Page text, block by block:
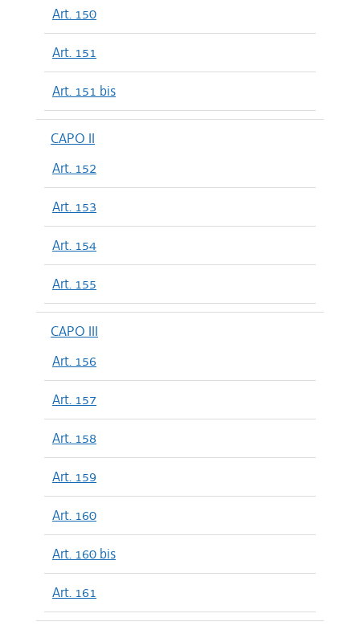
Art. 150
Art. 151
Art. 151 bis
CAPO II
Art. 152
Art. 153
Art. 154
Art. 155
CAPO III
Art. 156
Art. 157
Art. 158
Art. 159
Art. 160
Art. 160 bis
Art. 161